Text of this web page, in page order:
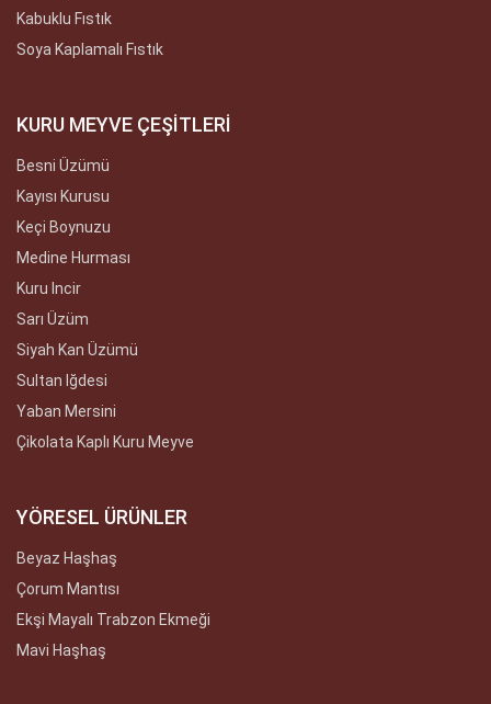
Kabuklu Fıstık
Soya Kaplamalı Fıstık
KURU MEYVE ÇEŞİTLERİ
Besni Üzümü
Kayısı Kurusu
Keçi Boynuzu
Medine Hurması
Kuru Incir
Sarı Üzüm
Siyah Kan Üzümü
Sultan Iğdesi
Yaban Mersini
Çikolata Kaplı Kuru Meyve
YÖRESEL ÜRÜNLER
Beyaz Haşhaş
Çorum Mantısı
Ekşi Mayalı Trabzon Ekmeği
Mavi Haşhaş